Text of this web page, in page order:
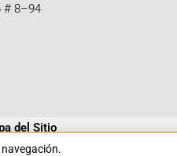
# 8–94
del Sitio